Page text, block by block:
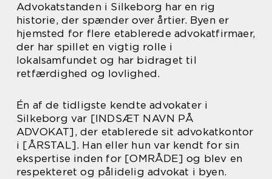
Advokatstanden i Silkeborg har en rig
historie, der spænder over årtier. Byen er
hjemsted for flere etablerede advokatfirmaer,
der har spillet en vigtig rolle i
lokalsamfundet og har bidraget til
retfærdighed og lovlighed.
Én af de tidligste kendte advokater i
Silkeborg var [INDSÆT NAVN PÅ
ADVOKAT], der etablerede sit advokatkontor
i [ÅRSTAL]. Han eller hun var kendt for sin
ekspertise inden for [OMRÅDE] og blev en
respekteret og pålidelig advokat i byen.